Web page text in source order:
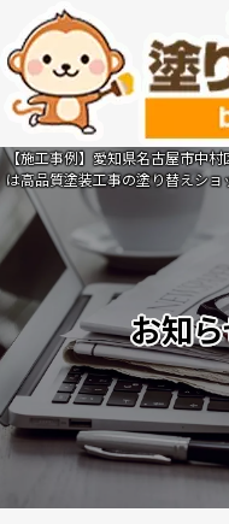
【施工事例】愛知県名古屋市中
は高品質塗装工事の塗り替えショ
お知